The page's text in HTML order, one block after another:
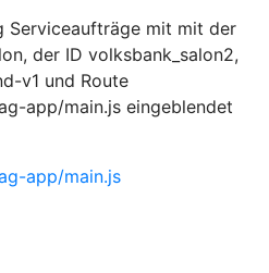
Serviceaufträge mit mit der
der ID volksbank_salon2,
v1 und Route
app/main.js eingeblendet
app/main.js